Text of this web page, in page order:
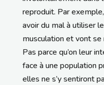
reproduit. Par
avoir du mal à utiliser
musculation et vont
Pas parce qu’on leur
face à une population
elles ne s’y sentiront